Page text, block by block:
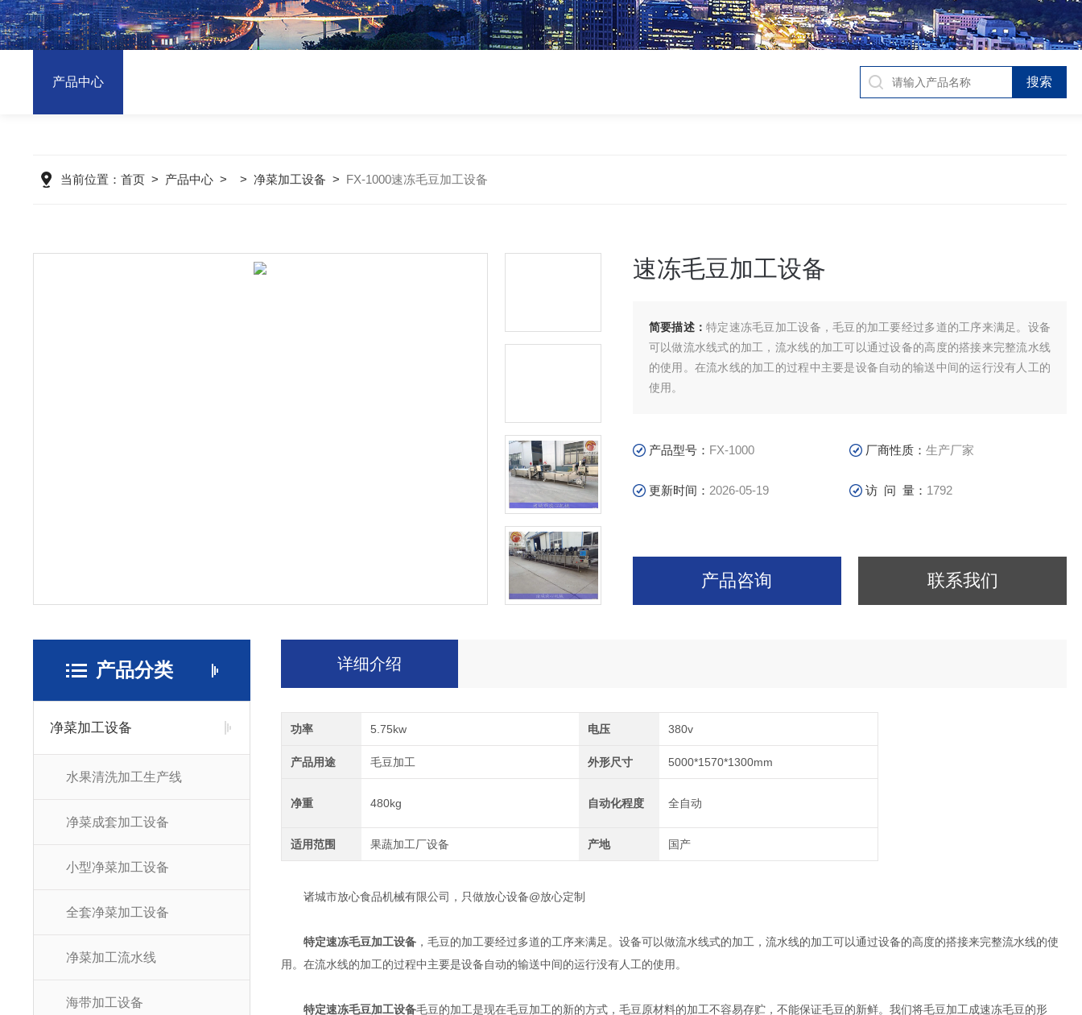
产品中心
当前位置： 首页> 产品中心> > 净菜加工设备 > FX-1000速冻毛豆加工设备
速冻毛豆加工设备
简要描述：特定速冻毛豆加工设备，毛豆的加工要经过多道的工序来满足。设备
可以做流水线式的加工，流水线的加工可以通过设备的高度的搭接来完整流水线
的使用。在流水线的加工的过程中主要是设备自动的输送中间的运行没有人工的
使用。
产品型号： FX-1000 厂商性质：生产厂家
更新时间： 2026-05-19 访 问 量： 1792
产品咨询 联系我们
产品分类
净菜加工设备
水果清洗加工生产线
净菜成套加工设备
小型净菜加工设备
全套净菜加工设备
净菜加工流水线
海带加工设备
详细介绍
功率 5.75kw 电压 380v
产品用途 毛豆加工 外形尺寸 5000*1570*1300mm
净重 480kg 自动化程度 全自动
适用范围 果蔬加工厂设备 产地 国产
诸城市放心食品机械有限公司，只做放心设备@放心定制
特定速冻毛豆加工设备 ，毛豆的加工要经过多道的工序来满足。设备可以做流水线式的加工，流水线的加工可以通过设备的高度的搭接来完整流水线的使
用。在流水线的加工的过程中主要是设备自动的输送中间的运行没有人工的使用。
特定速冻毛豆加工设备毛豆的加工是现在毛豆加工的新的方式，毛豆原材料的加工不容易存贮，不能保证毛豆的新鲜。我们将毛豆加工成速冻毛豆的形